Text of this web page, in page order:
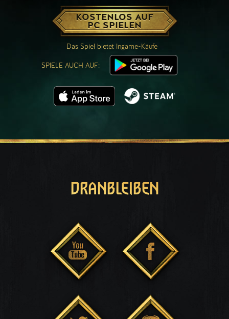
KOSTENLOS AUF
PC SPIELEN
Das Spiel bietet Ingame-Käufe
SPIELE AUCH AUF:
DRANBLEIBEN